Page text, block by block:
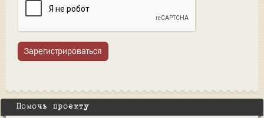
Зарегистрироваться
Помочь проекту